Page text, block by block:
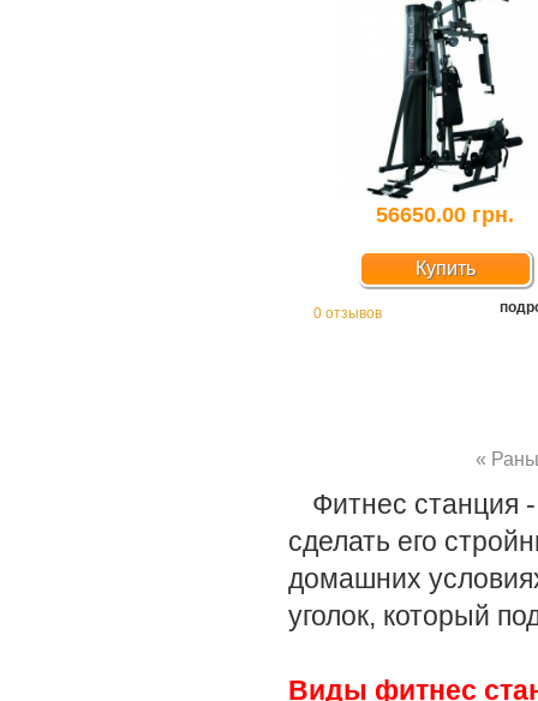
56650.00 грн.
Купить
0 отзывов
«
Фитнес станция
сделать его
домашних
уголок, который
Виды фитнес